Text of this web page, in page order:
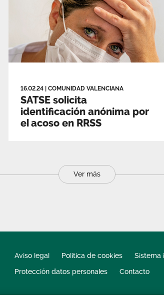
16.02.24 COMUNIDAD VALENCIANA
SATSE solicita
identificación anónima por
el acoso en RRSS
Ver más
Aviso legal Política de cookies
Sistema
Protección datos personales
Contacto